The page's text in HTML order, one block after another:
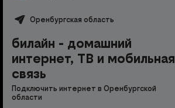
Оренбургская область
билайн - домашний
интернет, ТВ и мобильная
связь
Подключить интернет в Оренбургской
области